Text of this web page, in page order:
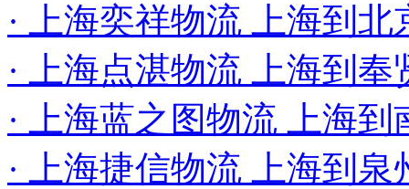
· 上海奕祥物流 上海到
· 上海点湛物流 上海到
· 上海蓝之图物流 上海
· 上海捷信物流 上海到泉